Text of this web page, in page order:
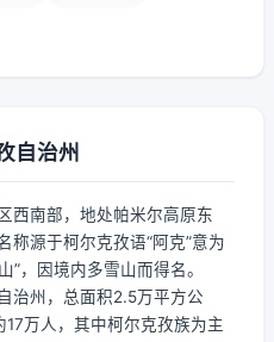
自治州
西南部，地处帕米尔高原东
称源于柯尔克孜语“阿克”意为
”，因境内多雪山而得名。
治州，总面积2.5万平方公
万人，其中柯尔克孜族为主